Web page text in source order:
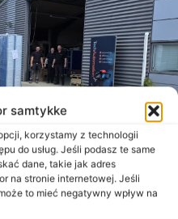
samtykke
korzystamy z technologii
do usług. Jeśli podasz te same
dane, takie jak adres
na stronie internetowej. Jeśli
to mieć negatywny wpływ na
na ulicę